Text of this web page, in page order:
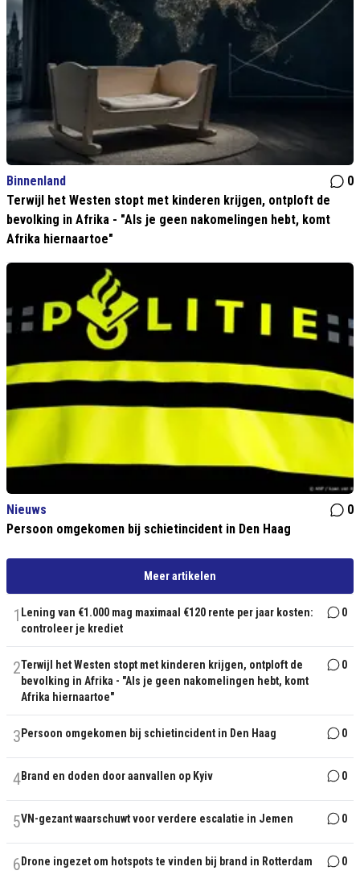
Binnenland
0
Terwijl het Westen stopt met kinderen krijgen, ontploft de
bevolking in Afrika - "Als je geen nakomelingen hebt, komt
Afrika hiernaartoe"
Nieuws
0
Persoon omgekomen bij schietincident in Den Haag
Meer artikelen
1 Lening van €1.000 mag maximaal €120 rente per jaar kosten:
controleer je krediet
0
2Terwijl het Westen stopt met kinderen krijgen, ontploft de
bevolking in Afrika - "Als je geen nakomelingen hebt, komt
Afrika hiernaartoe"
0
3 Persoon omgekomen bij schietincident in Den Haag 0
4Brand en doden door aanvallen op Kyiv 0
5VN-gezant waarschuwt voor verdere escalatie in Jemen 0
6 Drone ingezet om hotspots te vinden bij brand in Rotterdam 0